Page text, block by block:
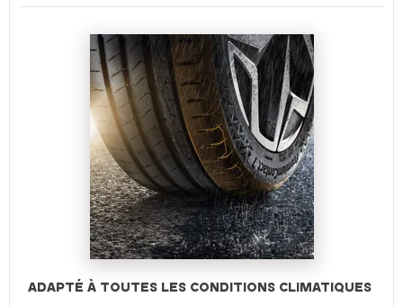
ADAPTÉ À TOUTES LES CONDITIONS CLIMATIQUES